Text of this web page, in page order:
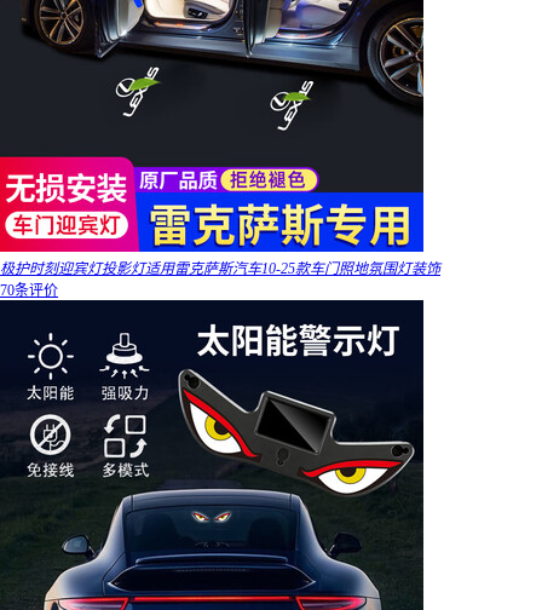
极护时刻迎宾灯投影灯适用雷克萨斯汽车10-25款车门照地氛围灯装饰
70条评价